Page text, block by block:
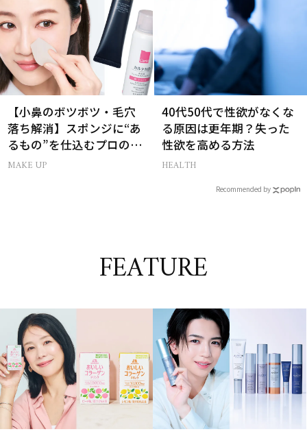
【小鼻のボツボツ・毛穴
落ち解消】スポンジに“あ
るもの”を仕込むプロの超
簡単メイクテク
MAKE UP
40代50代で性欲がなくな
る原因は更年期？失った
性欲を高める方法
HEALTH
Recommended by
FEATURE